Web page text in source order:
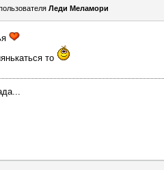
Леди Меламори
то